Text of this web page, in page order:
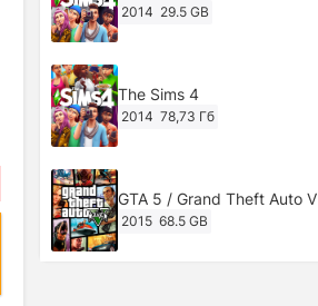
2014 29.5 GB
The Sims 4
2014 78,73 Гб
GTA 5 / Grand Theft Auto V
2015 68.5 GB